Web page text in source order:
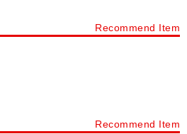
Recommend Item
Recommend Item